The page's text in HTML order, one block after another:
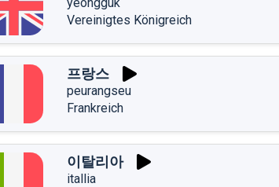
Vereinigtes Königreich
프랑스
peurangseu
Frankreich
이탈리아
itallia